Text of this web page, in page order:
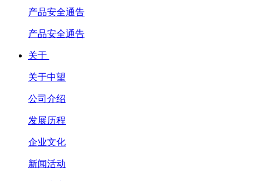
产品安全通告
产品安全通告
关于
关于中望
公司介绍
发展历程
企业文化
新闻活动